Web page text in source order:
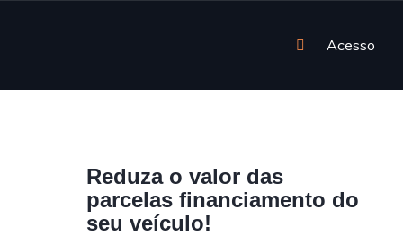
Acesso
Reduza o valor das
parcelas financiamento do
seu veículo!